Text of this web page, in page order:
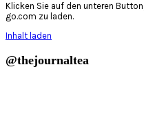
Klicken Sie auf den unteren
go.com zu laden.
Inhalt laden
@thejournaltea